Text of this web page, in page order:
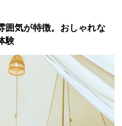
囲気が特徴。おしゃれな
験